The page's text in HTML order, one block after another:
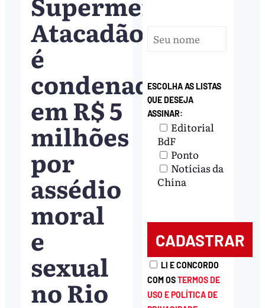
Atacadão
é
condenada
em R$ 5
milhões
por
assédio
moral
e
sexual
no Rio
ESCOLHA AS LISTAS
QUE DESEJA
ASSINAR:
Editorial
BdF
Ponto
Notícias da
China
LI E CONCORDO
COM OSTERMOS DE
USO E POLÍTICA DE